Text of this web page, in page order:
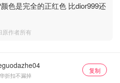
色是完全的正红色 比dior999还
原作者所有
折扣不漏掉
复制